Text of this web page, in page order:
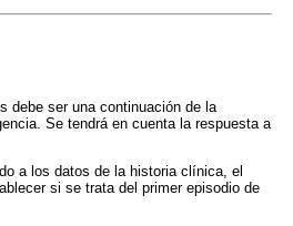
debe ser una continuación de la
Se tendrá en cuenta la respuesta a
a los datos de la historia clínica, el
si se trata del primer episodio de